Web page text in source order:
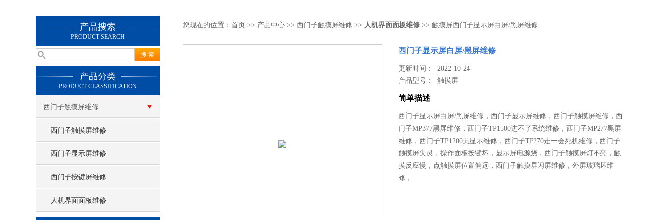
产品搜索
PRODUCT SEARCH
产品分类
PRODUCT CLASSIFICATION
西门子触摸屏维修
西门子触摸屏维修
西门子显示屏维修
西门子按键屏维修
人机界面面板维修
您现在的位置： 首页 >> 产品中心 >> 西门子触摸屏维修 >> 人机界面面板维修 >> 触摸屏西门子显示屏白屏/黑屏维修
西门子显示屏白屏/黑屏维修
更新时间： 2022-10-24
产品型号：触摸屏
简单描述
西门子显示屏白屏/黑屏维修，西门子显示屏维修，西门子触摸屏维修，西
门子MP377黑屏维修，西门子TP1500进不了系统维修，西门子MP277黑屏
维修，西门子TP1200无显示维修，西门子TP270走一会死机维修，西门子
触摸屏失灵，操作面板按键坏，显示屏电源烧，西门子触摸屏灯不亮，触
摸反应慢，点触摸屏位置偏远，西门子触摸屏闪屏维修，外屏玻璃坏维
修，